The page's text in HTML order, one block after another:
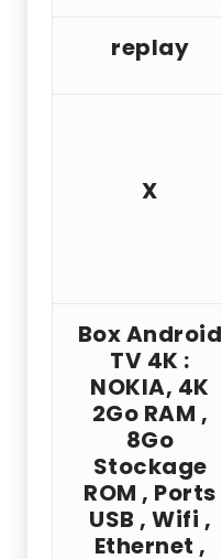
replay
X
Box Android
TV 4K :
NOKIA, 4K
2Go RAM ,
8Go
Stockage
ROM , Ports
USB , Wifi ,
Ethernet ,